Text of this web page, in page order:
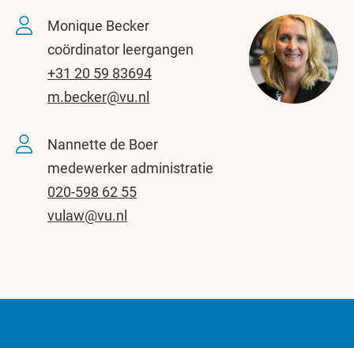
Monique Becker
coördinator leergangen
+31 20 59 83694
m.becker@vu.nl
Nannette de Boer
medewerker administratie
020-598 62 55
vulaw@vu.nl